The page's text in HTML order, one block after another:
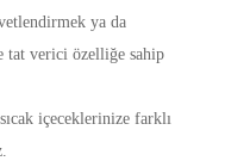
ya da
tat verici özelliğe sahip
içeceklerinize farklı